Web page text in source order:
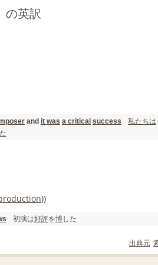
の英訳
and it was a critical success 私たちは
))
初演は好評を博した
出典元